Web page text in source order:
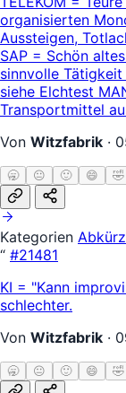
organisierten
Aussteigen,
SAP = Schön
sinnvolle
siehe Elchtest
Transportmittel
Von Witzfabrik ·
🥱 😐 🙂 😄 🤣
Kategorien
“ #21481
KI = "Kann
schlechter.
Von Witzfabrik ·
🥱 😐 🙂 😄 🤣